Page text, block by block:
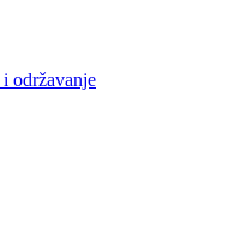
i održavanje